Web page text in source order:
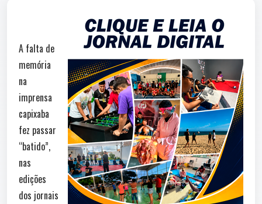
A falta de
memória
na
imprensa
capixaba
fez passar
“batido”,
nas
edições
dos jornais